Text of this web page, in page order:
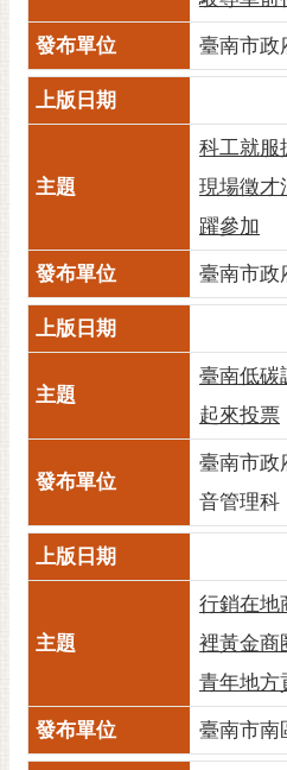
臺南市政
科工就服
現場徵才
躍參加
臺南市政
臺南低碳
起來投票
臺南市政
音管理科
行銷在地
裡黃金商
青年地方
臺南市南